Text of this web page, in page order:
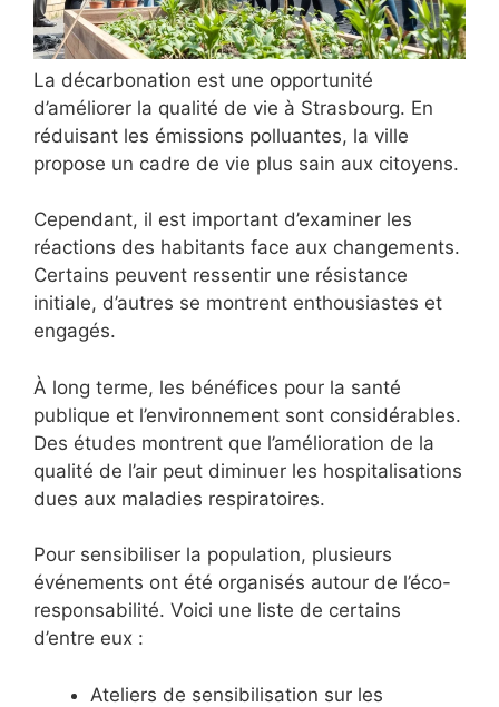
La décarbonation est une opportunité
d’améliorer la qualité de vie à Strasbourg. En
réduisant les émissions polluantes, la ville
propose un cadre de vie plus sain aux citoyens.
Cependant, il est important d’examiner les
réactions des habitants face aux changements.
Certains peuvent ressentir une résistance
initiale, d’autres se montrent enthousiastes et
engagés.
À long terme, les bénéfices pour la santé
publique et l’environnement sont considérables.
Des études montrent que l’amélioration de la
qualité de l’air peut diminuer les hospitalisations
dues aux maladies respiratoires.
Pour sensibiliser la population, plusieurs
événements ont été organisés autour de l’éco-
responsabilité. Voici une liste de certains
d’entre eux :
Ateliers de sensibilisation sur les